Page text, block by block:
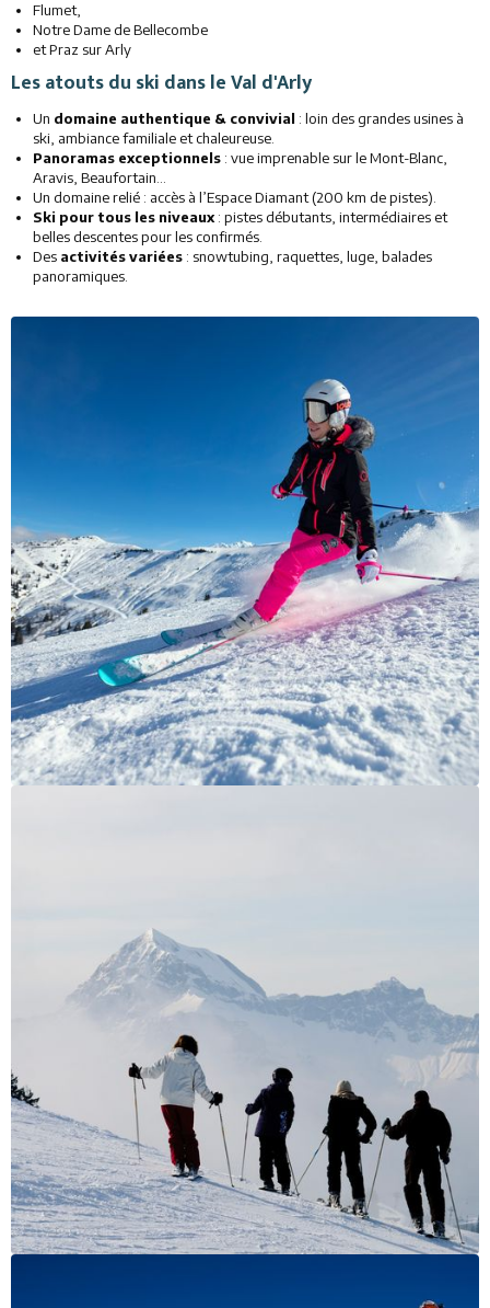
Flumet,
Notre Dame de Bellecombe
et Praz sur Arly
Les atouts du ski dans le Val d'Arly
Un domaine authentique & convivial : loin des grandes usines à
ski, ambiance familiale et chaleureuse.
Panoramas exceptionnels : vue imprenable sur le Mont-Blanc,
Aravis, Beaufortain…
Un domaine relié : accès à l’Espace Diamant (200 km de pistes).
Ski pour tous les niveaux : pistes débutants, intermédiaires et
belles descentes pour les confirmés.
Des activités variées : snowtubing, raquettes, luge, balades
panoramiques.